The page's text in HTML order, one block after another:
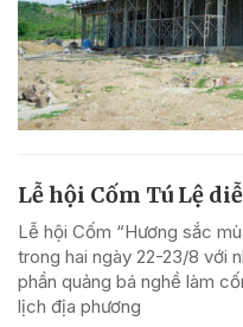
Lễ hội Cốm Tú Lệ
Lễ hội Cốm “Hương sắc
trong hai ngày 22-23/8 với
phần quảng bá nghề làm
lịch địa phương